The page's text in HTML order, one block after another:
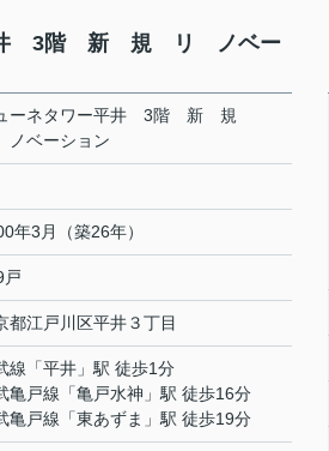
井 3階 新 規 リ ノベー
ーネタワー平井 3階 新 規
ベーション
年3月（築26年）
戸
都江戸川区平井３丁目
線 「平井 」駅 徒歩1分
亀戸線 「亀戸水神 」駅 徒歩16分
亀戸線 「東あずま 」駅 徒歩19分